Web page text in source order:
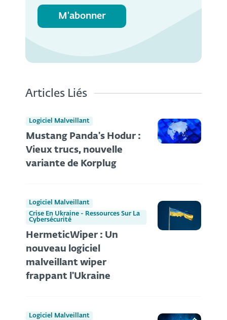
M'abonner
Articles Liés
Logiciel Malveillant
Mustang Panda's Hodur :
Vieux trucs, nouvelle
variante de Korplug
Logiciel Malveillant
Crise En Ukraine - Ressources Sur La
Cybersécurité
HermeticWiper : Un
nouveau logiciel
malveillant wiper
frappant l'Ukraine
Logiciel Malveillant